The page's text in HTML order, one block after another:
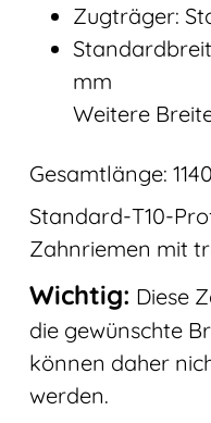
Zugträger:
mm
Weitere
Gesamtlänge:
Standard-T10-
Zahnriemen mit
Wichtig: Diese
die gewünschte
können daher
werden.